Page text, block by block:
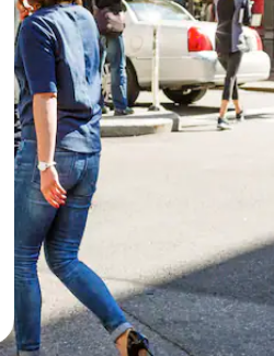
as seta para cima e para